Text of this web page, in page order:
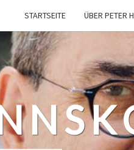
STARTSEITE ÜBER PETER